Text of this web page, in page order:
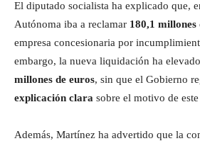
El diputado socialista ha explicado que,
Autónoma iba a reclamar 180,1 millones
empresa concesionaria por
embargo, la nueva liquidación ha
millones de euros, sin que el Gobierno
explicación clara sobre el motivo de
Además, Martínez ha advertido que la